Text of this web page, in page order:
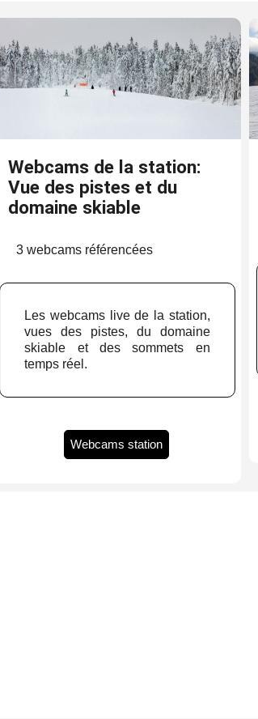
Webcams de la station:
Vue des pistes et du
domaine skiable
3 webcams référencées
Les webcams live de la station,
vues des pistes, du domaine
skiable et des sommets en
temps réel.
Webcams station